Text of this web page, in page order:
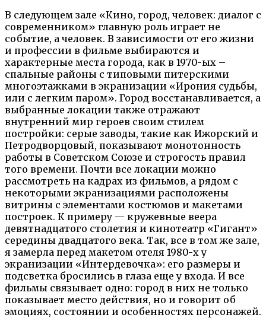
В следующем зале «Кино, город, человек: диалог с
современником» главную роль играет не
событие, а человек. В зависимости от его жизни
и профессии в фильме выбираются и
характерные места города, как в 1970-ых –
спальные районы с типовыми питерскими
многоэтажками в экранизации «Ирония судьбы,
или с легким паром». Город восстанавливается, а
выбранные локации также отражают
внутренний мир героев своим стилем
постройки: серые заводы, такие как Ижорский и
Петродворцовый, показывают монотонность
работы в Советском Союзе и строгость правил
того времени. Почти все локации можно
рассмотреть на кадрах из фильмов, а рядом с
некоторыми экранизациями расположены
витрины с элементами костюмов и макетами
построек. К примеру — кружевные веера
девятнадцатого столетия и кинотеатр «Гигант»
середины двадцатого века. Так, все в том же зале,
я замерла перед макетом отеля 1980-х у
экранизации «Интердевочка»: его размеры и
подсветка бросились в глаза еще у входа. И все
фильмы связывает одно: город в них не только
показывает место действия, но и говорит об
эмоциях, состоянии и особенностях персонажей.